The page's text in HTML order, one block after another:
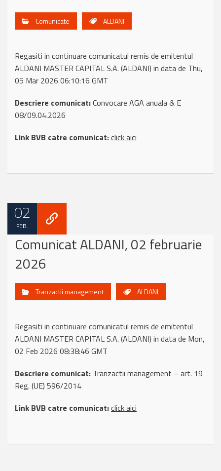
Comunicate ALDANI
Regasiti in continuare comunicatul remis de emitentul
ALDANI MASTER CAPITAL S.A. (ALDANI) in data de Thu,
05 Mar 2026 06:10:16 GMT
Descriere comunicat:Convocare AGA anuala & E
08/09.04.2026
Link BVB catre comunicat:click aici
02
FEB.
Comunicat ALDANI, 02 februarie
2026
Tranzactii management ALDANI
Regasiti in continuare comunicatul remis de emitentul
ALDANI MASTER CAPITAL S.A. (ALDANI) in data de Mon,
02 Feb 2026 08:38:46 GMT
Descriere comunicat: Tranzactii management – art. 19
Reg. (UE) 596/2014
Link BVB catre comunicat:click aici